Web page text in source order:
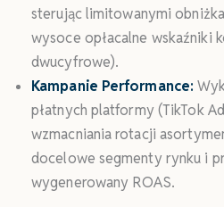
sterując limitowanymi
wysoce opłacalne wskaźniki
dwucyfrowe).
Kampanie Performance:
płatnych platformy (TikTok
wzmacniania rotacji
docelowe segmenty rynku i
wygenerowany ROAS.